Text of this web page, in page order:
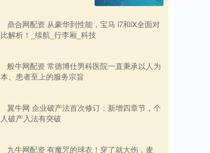
​鼎合网配资 从豪华到性能，宝马 i7和iX全面对
比解析！_续航_行李厢_科技
​般牛网配资 常德博仕男科医院一直秉承以人为
本、患者至上的服务宗旨
​翼牛网 企业破产法首次修订：新增四章节，个
人破产入法有突破
​九牛网配资 有魔咒的球衣！穿了就大伤，麦